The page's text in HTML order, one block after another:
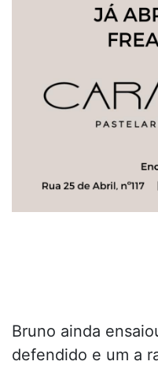
Bruno ainda
defendido e um a